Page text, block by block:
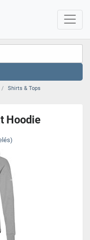
Shirts & Tops
Hoodie